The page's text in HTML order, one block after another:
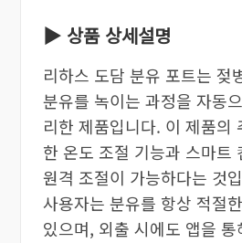
▶ 상품 상세설명
리하스 도담 분유 포트는 젖
분유를 녹이는 과정을 자동
리한 제품입니다. 이 제품의
한 온도 조절 기능과 스마트
원격 조절이 가능하다는 것
사용자는 분유를 항상 적절
있으며, 외출 시에도 앱을